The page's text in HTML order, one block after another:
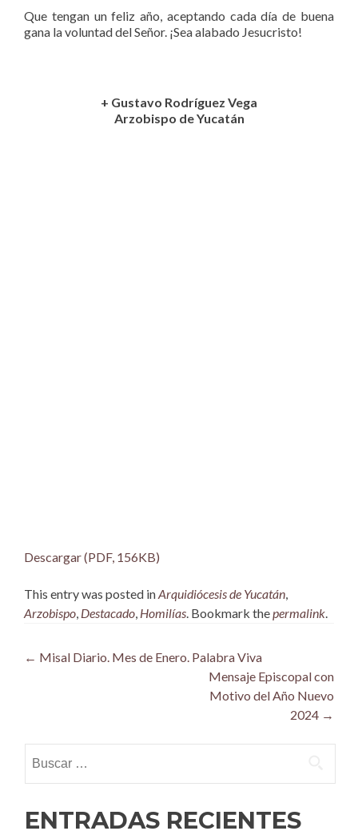
Que tengan un feliz año, aceptando cada día de buena
gana la voluntad del Señor. ¡Sea alabado Jesucristo!
+ Gustavo Rodríguez Vega
Arzobispo de Yucatán
Descargar (PDF, 156KB)
This entry was posted inArquidiócesis de Yucatán
Arzobispo Destacado Homilías . Bookmark the permalink
Post
← Misal Diario. Mes de Enero. Palabra Viva
Mensaje Episcopal con
Motivo del Año Nuevo
2024 →
ENTRADAS RECIENTES